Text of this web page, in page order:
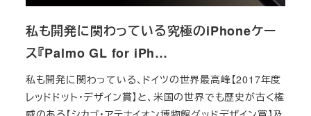
私も開発に関わっている究極のiPhoneケー
ス『Palmo GL for iPh…
私も開発に関わっている、ドイツの世界最高峰【2017年度
レッドドット・デザイン賞】と、米国の世界でも歴史が古く権